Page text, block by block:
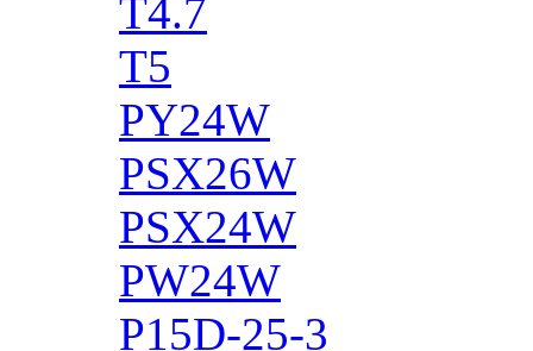
T4.7
T5
PY24W
PSX26W
PSX24W
PW24W
P15D-25-3